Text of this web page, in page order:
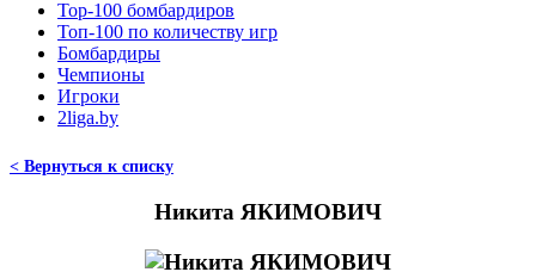
Top-100 бомбардиров
Топ-100 по количеству игр
Бомбардиры
Чемпионы
Игроки
2liga.by
< Вернуться к списку
Никита ЯКИМОВИЧ